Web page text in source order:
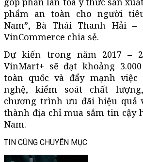
phẩm an toàn cho người
Nam”, Bà Thái Thanh Hải –
VinCommerce chia sẻ.
Dự kiến trong năm 2017 –
VinMart+ sẽ đạt khoảng
toàn quốc và đẩy mạnh việc
nghệ, kiểm soát chất
chương trình ưu đãi hiệu quả
thành địa chỉ mua sắm tin cậy
Nam.
TIN CÙNG CHUYÊN MỤC